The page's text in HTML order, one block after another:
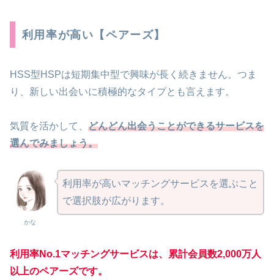
利用率が高い【ペアーズ】
HSS型HSPは短期集中型で興味が長く続きません。つま
り、新しい出会いに積極的なタイプとも言えます。
気質を活かして、 どんどん出会うことができるサービスを
選んでみましょう。
かな
利用率が高いマッチングサービスを選ぶこと
で選択肢が広がります。
利用率No.1マッチングサービスは、累計会員数2,000万人
以上のペアーズです。